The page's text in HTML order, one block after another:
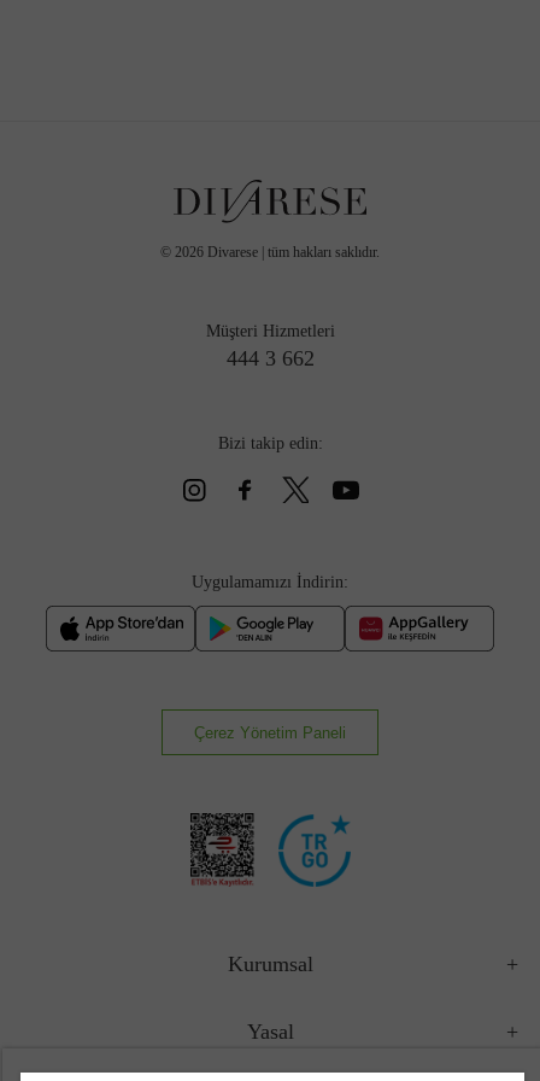
© 2026 Divarese | tüm hakları saklıdır.
Müşteri Hizmetleri
444 3 662
Bizi takip edin:
Uygulamamızı İndirin:
Çerez Yönetim Paneli
Kurumsal
Yasal